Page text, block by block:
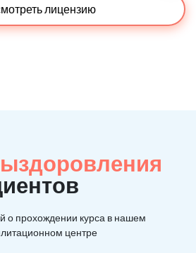
лицензию
о прохождении курса в нашем
центре